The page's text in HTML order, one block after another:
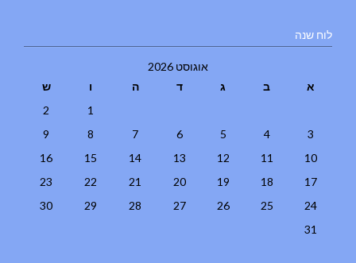
לוח שנה
אוגוסט 2026
א
ב ג ד ה ו
ש
1
2
3
4
5
6
7
8
9
10
11
12
13
14
15
16
17
18
19
20
21
22
23
24
25
26
27
28
29
30
31